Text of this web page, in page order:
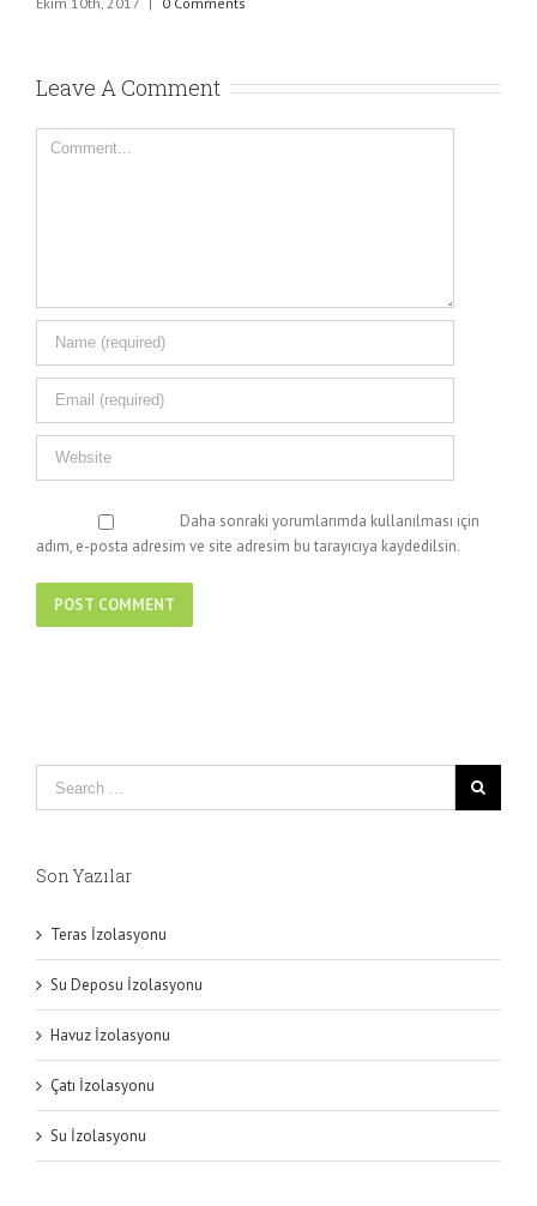
Leave A Comment
Comment
Daha sonraki yorumlarımda kullanılması için
adım, e-posta adresim ve site adresim bu tarayıcıya kaydedilsin.
Son Yazılar
Teras İzolasyonu
Su Deposu İzolasyonu
Havuz İzolasyonu
Çatı İzolasyonu
Su İzolasyonu